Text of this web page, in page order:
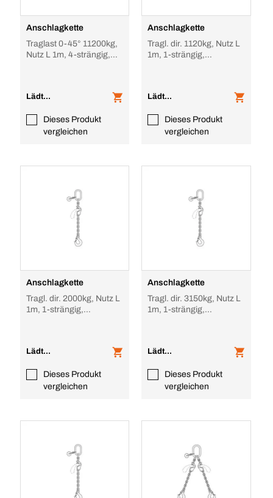
Anschlagkette
Traglast 0-45° 11200kg,
Nutz L 1m, 4-strängig,
Lädt...
Dieses Produkt
vergleichen
Anschlagkette
Tragl. dir. 1120kg, Nutz L
1m, 1-strängig,
Lädt...
Dieses Produkt
vergleichen
Anschlagkette
Tragl. dir. 2000kg, Nutz L
1m, 1-strängig,
Lädt...
Dieses Produkt
vergleichen
Anschlagkette
Tragl. dir. 3150kg, Nutz L
1m, 1-strängig,
Lädt...
Dieses Produkt
vergleichen